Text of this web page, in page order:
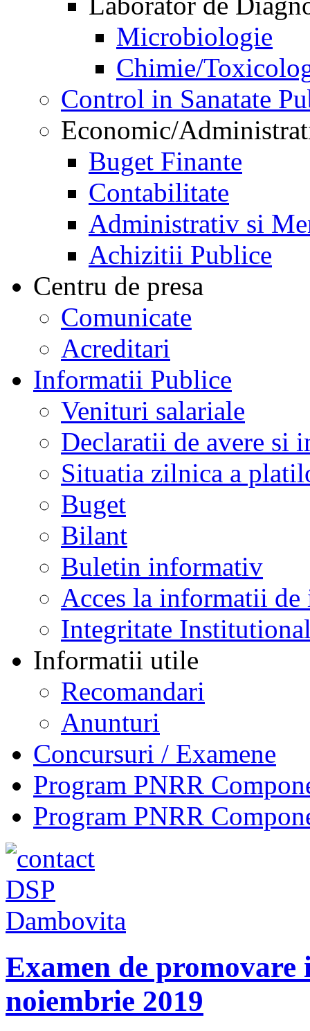
Microbiologie
Chimie/
Control in Sanatate
Economic/
Buget Finante
Contabilitate
Administrativ si
Achizitii Publice
Centru de presa
Comunicate
Acreditari
Informatii Publice
Venituri salariale
Declaratii de avere si
Situatia zilnica a
Buget
Bilant
Buletin informativ
Acces la informatii de
Integritate
Informatii utile
Recomandari
Anunturi
Concursuri / Examene
Program PNRR
Program PNRR
Examen de
noiembrie 2019